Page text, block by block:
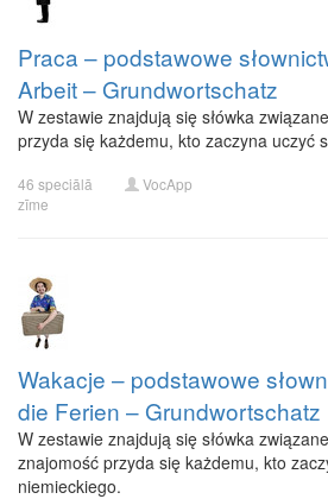
Praca – podstawowe
Arbeit – Grundwortschatz
W zestawie znajdują się słówka
przyda się każdemu, kto zaczyna uczyć
46 speciālā
zīme
VocApp
Wakacje – podstawowe
die Ferien – Grundwortschatz
W zestawie znajdują się słówka
znajomość przyda się każdemu, kto
niemieckiego.